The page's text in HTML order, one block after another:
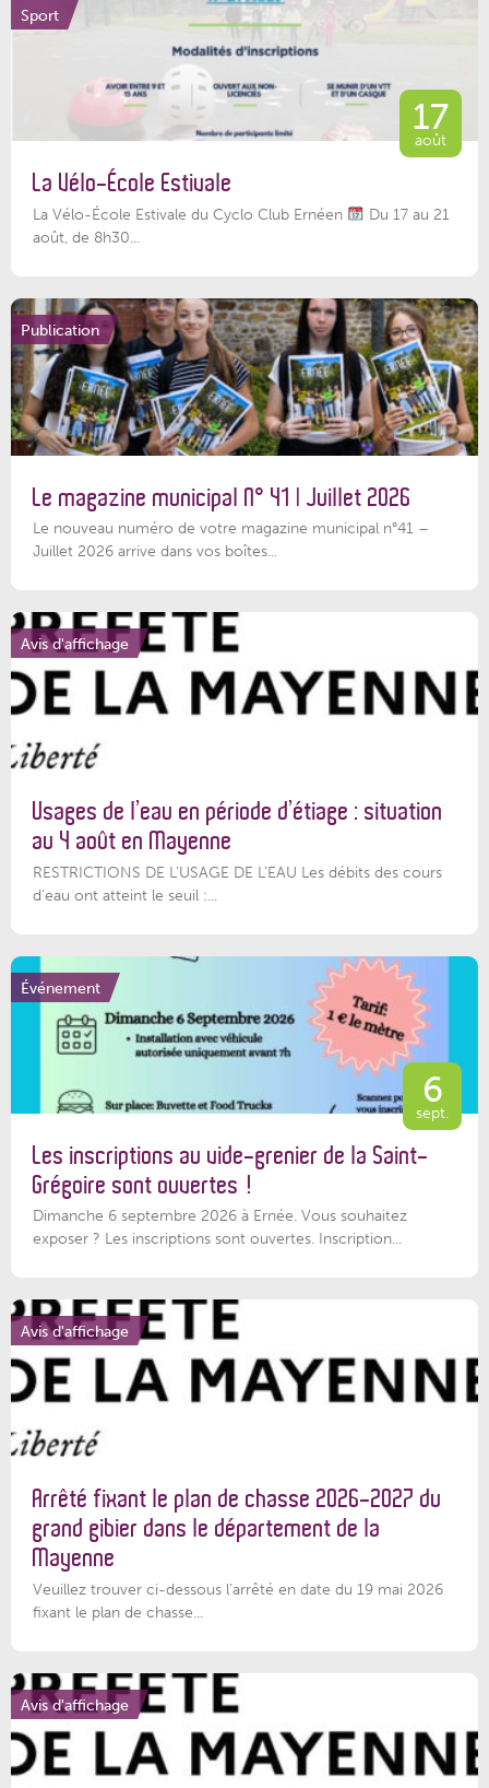
Sport
17
août
La Vélo-École Estivale
La Vélo-École Estivale du Cyclo Club Ernéen
Du 17 au 21
août, de 8h30...
Publication
Le magazine municipal N° 41 | Juillet 2026
Le nouveau numéro de votre magazine municipal n°41 –
Juillet 2026 arrive dans vos boîtes...
Avis d'affichage
Usages de l’eau en période d’étiage : situation
au 4 août en Mayenne
RESTRICTIONS DE L’USAGE DE L’EAU Les débits des cours
d'eau ont atteint le seuil :...
Événement
6
sept.
Les inscriptions au vide-grenier de la Saint-
Grégoire sont ouvertes !
Dimanche 6 septembre 2026 à Ernée. Vous souhaitez
exposer ? Les inscriptions sont ouvertes. Inscription...
Avis d'affichage
Arrêté fixant le plan de chasse 2026-2027 du
grand gibier dans le département de la
Mayenne
Veuillez trouver ci-dessous l’arrêté en date du 19 mai 2026
fixant le plan de chasse...
Avis d'affichage